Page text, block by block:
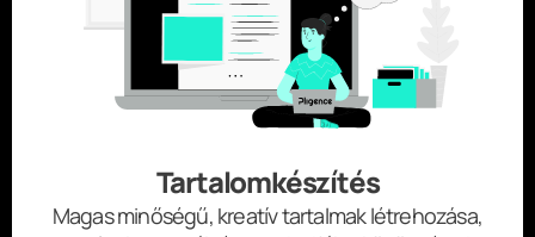
Tartalomkészítés
Magas minőségű, kreatív tartalmak létrehozása,